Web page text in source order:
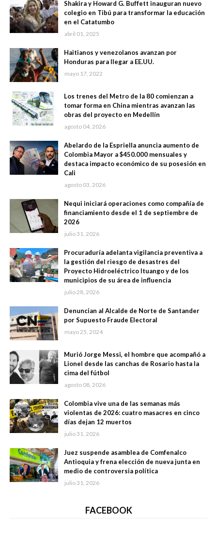
Shakira y Howard G. Buffett inauguran nuevo
colegio en Tibú para transformar la educación
en el Catatumbo
abril 01, 2025
Haitianos y venezolanos avanzan por
Honduras para llegar a EE.UU.
mayo 17, 2022
Los trenes del Metro de la 80 comienzan a
tomar forma en China mientras avanzan las
obras del proyecto en Medellín
agosto 04, 2026
Abelardo de la Espriella anuncia aumento de
Colombia Mayor a $450.000 mensuales y
destaca impacto económico de su posesión en
Cali
agosto 03, 2026
Nequi iniciará operaciones como compañía de
financiamiento desde el 1 de septiembre de
2026
julio 31, 2026
Procuraduría adelanta vigilancia preventiva a
la gestión del riesgo de desastres del
Proyecto Hidroeléctrico Ituango y de los
municipios de su área de influencia
julio 28, 2026
Denuncian al Alcalde de Norte de Santander
por Supuesto Fraude Electoral
mayo 25, 2024
Murió Jorge Messi, el hombre que acompañó a
Lionel desde las canchas de Rosario hasta la
cima del fútbol
agosto 08, 2026
Colombia vive una de las semanas más
violentas de 2026: cuatro masacres en cinco
días dejan 12 muertos
julio 31, 2026
Juez suspende asamblea de Comfenalco
Antioquia y frena elección de nueva junta en
medio de controversia política
julio 31, 2026
FACEBOOK